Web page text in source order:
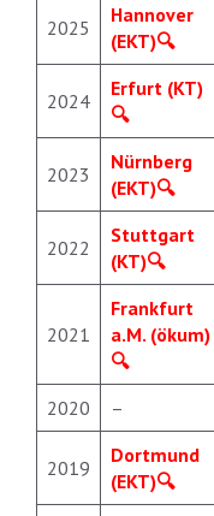
2025
Hannover
(EKT)
2024
Erfurt (KT)
2023
Nürnberg
(EKT)
2022
Stuttgart
(KT)
2021
Frankfurt
a.M. (ökum)
2020 –
2019
Dortmund
(EKT)